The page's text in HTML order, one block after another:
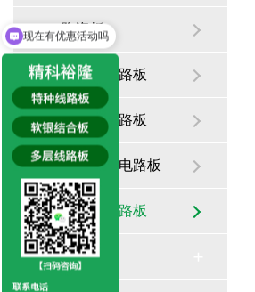
陶瓷板
树脂孔电路板
沉头孔电路板
金属包边电路板
超厚板电路板
铝基板
可以介绍下你们的产品么